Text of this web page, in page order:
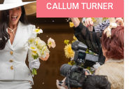
CALLUM TURNER